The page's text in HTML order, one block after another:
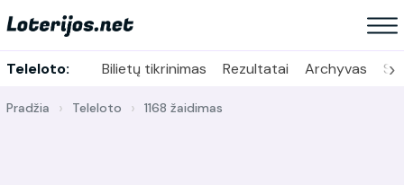
Teleloto: Bilietų tikrinimas Rezultatai Archyvas ›
Pradžia Teleloto 1168 žaidimas